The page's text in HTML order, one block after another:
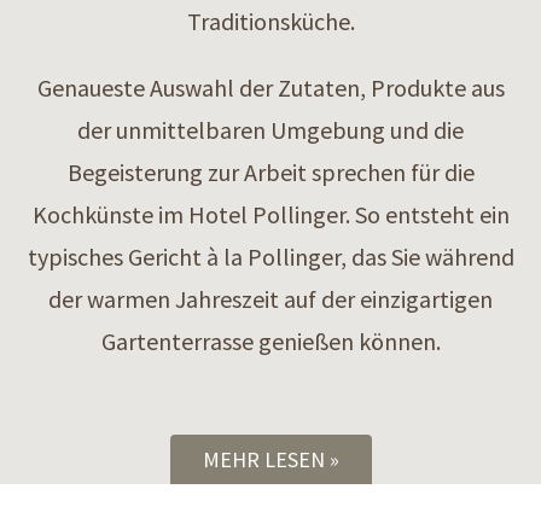
Traditionsküche.
Genaueste Auswahl der Zutaten, Produkte aus
der unmittelbaren Umgebung und die
Begeisterung zur Arbeit sprechen für die
Kochkünste im Hotel Pollinger. So entsteht ein
typisches Gericht à la Pollinger, das Sie während
der warmen Jahreszeit auf der einzigartigen
Gartenterrasse genießen können.
MEHR LESEN